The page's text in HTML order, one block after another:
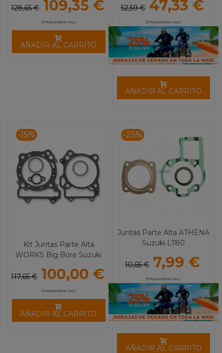
128,65 € 109,35 €
(impuestos inc.)
AÑADIR AL CARRITO
52,59 € 47,33 €
(impuestos inc.)
AÑADIR AL CARRITO
-15%
Kit Juntas Parte Alta
WORKS Big Bore Suzuki
117,65 € 100,00 €
(impuestos inc.)
AÑADIR AL CARRITO
-25%
Juntas Parte Alta ATHENA
Suzuki LT80
10,65 € 7,99 €
(impuestos inc.)
AÑADIR AL CARRITO